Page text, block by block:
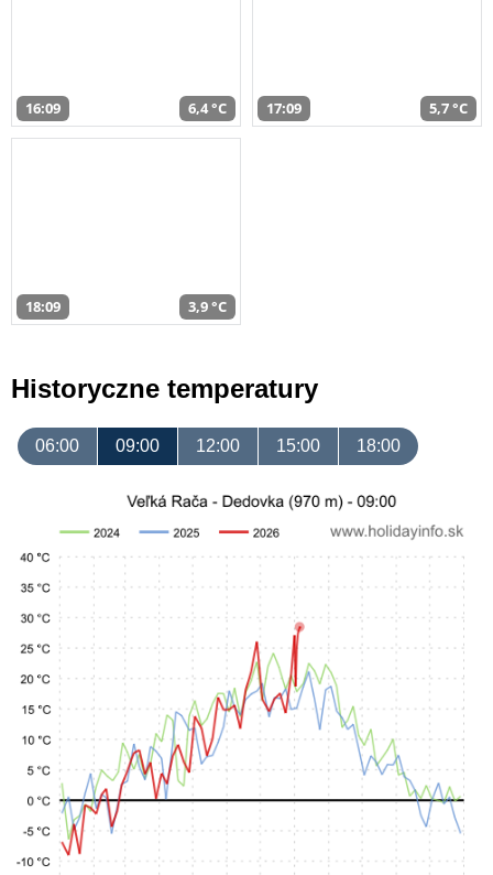
16:09 6,4 °C 17:09 5,7 °C
18:09 3,9 °C
Historyczne temperatury
06:00 09:00 12:00 15:00 18:00